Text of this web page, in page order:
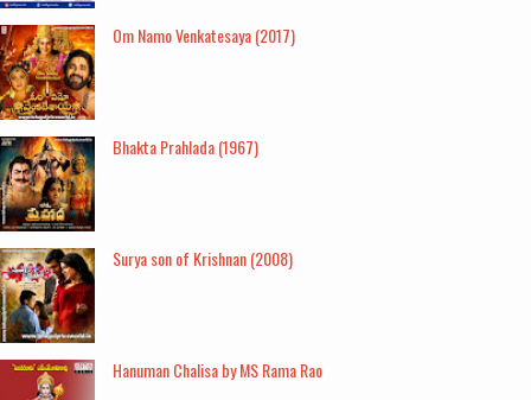
Om Namo Venkatesaya (2017)
Bhakta Prahlada (1967)
Surya son of Krishnan (2008)
Hanuman Chalisa by MS Rama Rao